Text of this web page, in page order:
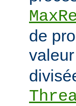
de